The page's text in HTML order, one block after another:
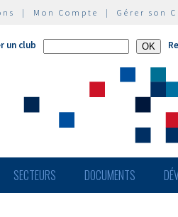
| Mon Compte | Gérer son
un club
SECTEURS DOCUMENTS